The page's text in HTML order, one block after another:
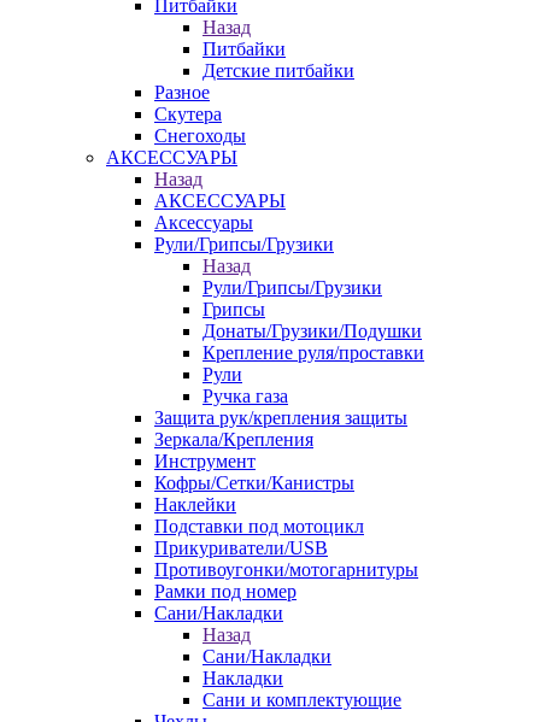
Питбайки
Назад
Питбайки
Детские питбайки
Разное
Скутера
Снегоходы
АКСЕССУАРЫ
Назад
АКСЕССУАРЫ
Аксессуары
Рули/Грипсы/Грузики
Назад
Рули/Грипсы/Грузики
Грипсы
Донаты/Грузики/Подушки
Крепление руля/проставки
Рули
Ручка газа
Защита рук/крепления защиты
Зеркала/Крепления
Инструмент
Кофры/Сетки/Канистры
Наклейки
Подставки под мотоцикл
Прикуриватели/USB
Противоугонки/мотогарнитуры
Рамки под номер
Сани/Накладки
Назад
Сани/Накладки
Накладки
Сани и комплектующие